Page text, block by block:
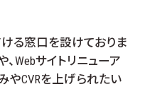
る窓口を設けておりま
Webサイトリニューア
やCVRを上げられたい